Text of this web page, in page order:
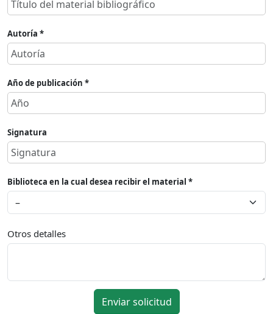
Autoría *
Año de publicación *
Signatura
Biblioteca en la cual desea recibir el material *
Otros detalles
Enviar solicitud